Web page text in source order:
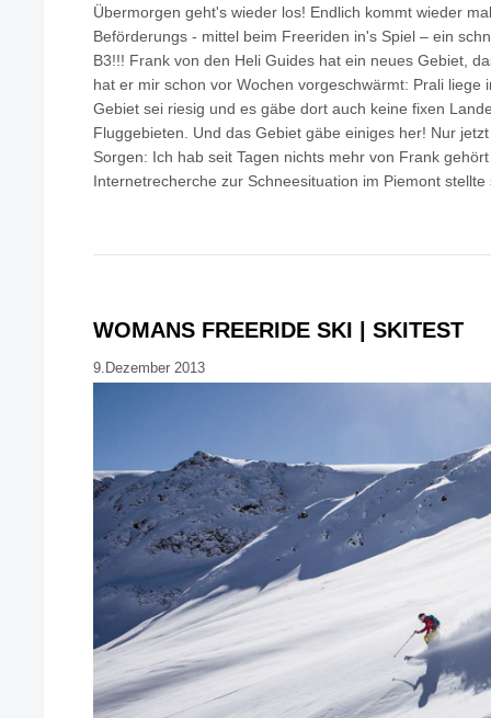
Übermorgen geht's wieder los! Endlich kommt wieder
Beförderungs - mittel beim Freeriden in's Spiel – ein
B3!!! Frank von den Heli Guides hat ein neues Gebiet,
hat er mir schon vor Wochen vorgeschwärmt: Prali liege
Gebiet sei riesig und es gäbe dort auch keine fixen
Fluggebieten. Und das Gebiet gäbe einiges her! Nur
Sorgen: Ich hab seit Tagen nichts mehr von Frank
Internetrecherche zur Schneesituation im Piemont
WOMANS FREERIDE SKI | SKITEST
9.Dezember 2013